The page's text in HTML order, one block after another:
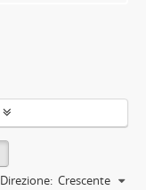
Direzione: Crescente